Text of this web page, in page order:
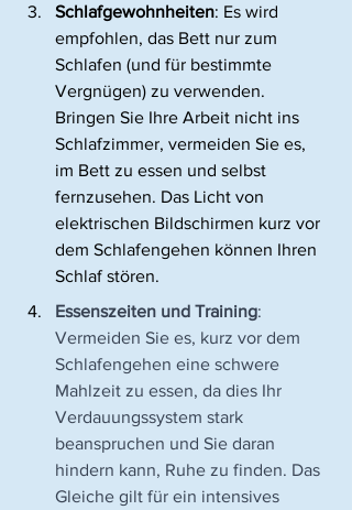
Schlafgewohnheiten: Es wird
empfohlen, das Bett nur zum
Schlafen (und für bestimmte
Vergnügen) zu verwenden.
Bringen Sie Ihre Arbeit nicht ins
Schlafzimmer, vermeiden Sie es,
im Bett zu essen und selbst
fernzusehen. Das Licht von
elektrischen Bildschirmen kurz vor
dem Schlafengehen können Ihren
Schlaf stören.
Essenszeiten und Training:
Vermeiden Sie es, kurz vor dem
Schlafengehen eine schwere
Mahlzeit zu essen, da dies Ihr
Verdauungssystem stark
beanspruchen und Sie daran
hindern kann, Ruhe zu finden. Das
Gleiche gilt für ein intensives